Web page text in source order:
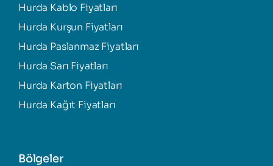
Hurda Kablo Fiyatları
Hurda Kurşun Fiyatları
Hurda Paslanmaz Fiyatları
Hurda Sarı Fiyatları
Hurda Karton Fiyatları
Hurda Kağıt Fiyatları
Bölgeler